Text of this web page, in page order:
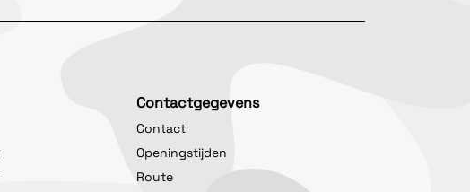
Contactgegevens
Contact
Openingstijden
Route